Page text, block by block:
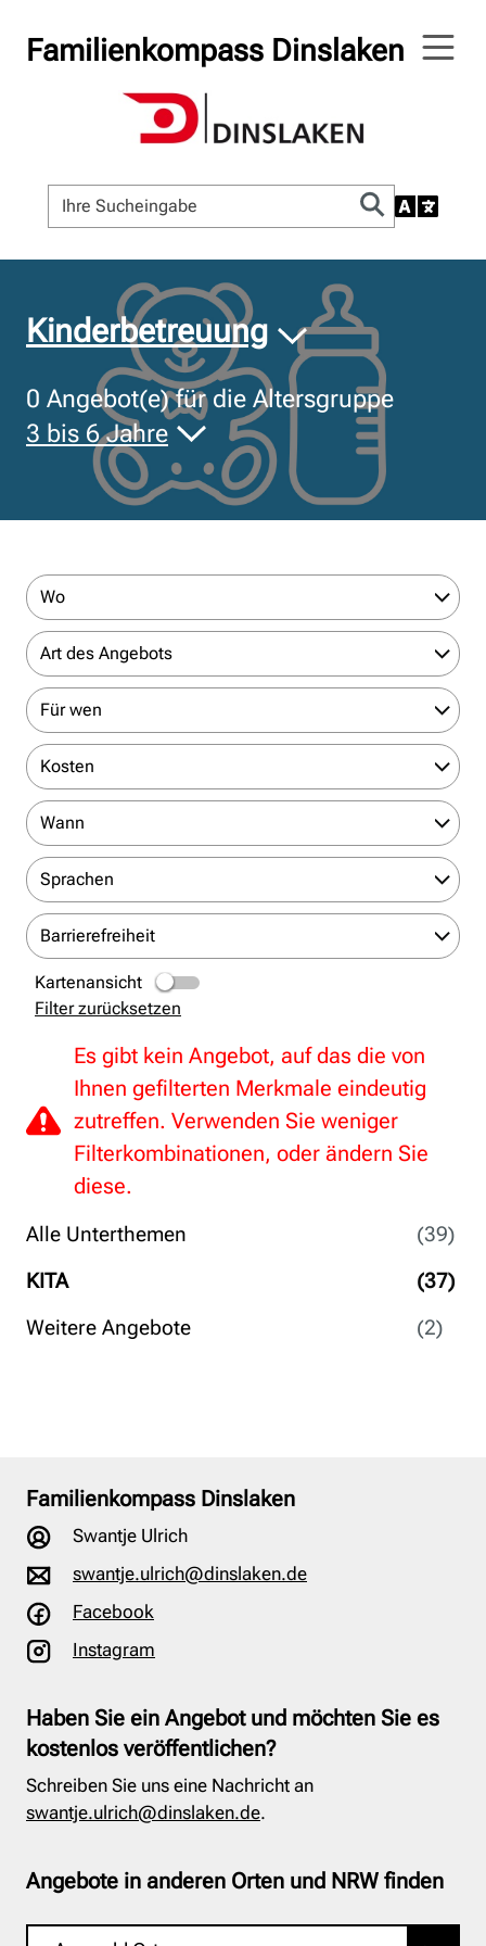
Familienkompass Dinslaken
Kinderbetreuung
0 Angebot(e) für die Altersgruppe
3 bis 6 Jahre
Alle Unterthemen
(39)
KITA
(37)
Weitere Angebote
(2)
Wo
Art des Angebots
Für wen
Kosten
Wann
Sprachen
Barrierefreiheit
Kartenansicht
Filter zurücksetzen
Es gibt kein Angebot, auf das die von
Ihnen gefilterten Merkmale eindeutig
zutreffen. Verwenden Sie weniger
Filterkombinationen, oder ändern Sie
diese.
Familienkompass Dinslaken
Swantje Ulrich
swantje.ulrich@dinslaken.de
Facebook
Instagram
Haben Sie ein Angebot und möchten Sie es
kostenlos veröffentlichen?
Schreiben Sie uns eine Nachricht an
swantje.ulrich@dinslaken.de.
Angebote in anderen Orten und NRW finden